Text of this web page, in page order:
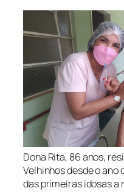
Dona Rita, 86 anos,
Velhinhos desde o ano
das primeiras idosas a